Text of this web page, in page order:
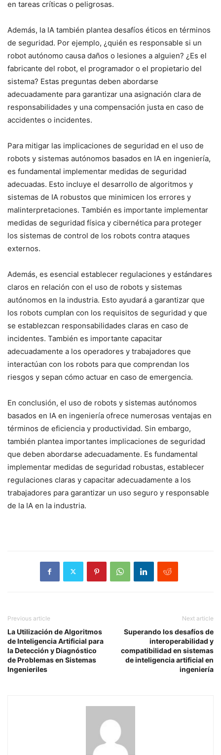
en tareas críticas o peligrosas.
Además, la IA también plantea desafíos éticos en términos
de seguridad. Por ejemplo, ¿quién es responsable si un
robot autónomo causa daños o lesiones a alguien? ¿Es el
fabricante del robot, el programador o el propietario del
sistema? Estas preguntas deben abordarse
adecuadamente para garantizar una asignación clara de
responsabilidades y una compensación justa en caso de
accidentes o incidentes.
Para mitigar las implicaciones de seguridad en el uso de
robots y sistemas autónomos basados en IA en ingeniería,
es fundamental implementar medidas de seguridad
adecuadas. Esto incluye el desarrollo de algoritmos y
sistemas de IA robustos que minimicen los errores y
malinterpretaciones. También es importante implementar
medidas de seguridad física y cibernética para proteger
los sistemas de control de los robots contra ataques
externos.
Además, es esencial establecer regulaciones y estándares
claros en relación con el uso de robots y sistemas
autónomos en la industria. Esto ayudará a garantizar que
los robots cumplan con los requisitos de seguridad y que
se establezcan responsabilidades claras en caso de
incidentes. También es importante capacitar
adecuadamente a los operadores y trabajadores que
interactúan con los robots para que comprendan los
riesgos y sepan cómo actuar en caso de emergencia.
En conclusión, el uso de robots y sistemas autónomos
basados en IA en ingeniería ofrece numerosas ventajas en
términos de eficiencia y productividad. Sin embargo,
también plantea importantes implicaciones de seguridad
que deben abordarse adecuadamente. Es fundamental
implementar medidas de seguridad robustas, establecer
regulaciones claras y capacitar adecuadamente a los
trabajadores para garantizar un uso seguro y responsable
de la IA en la industria.
Previous article
La Utilización de Algoritmos
de Inteligencia Artificial para
la Detección y Diagnóstico
de Problemas en Sistemas
Ingenieriles
Next article
Superando los desafíos de
interoperabilidad y
compatibilidad en sistemas
de inteligencia artificial en
ingeniería